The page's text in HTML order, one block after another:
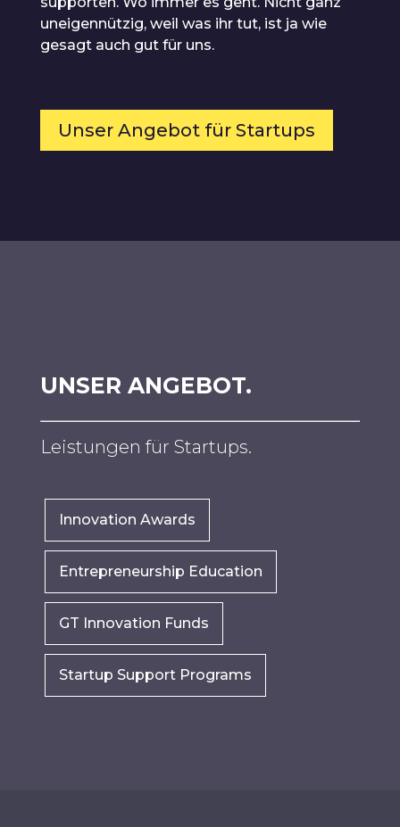
uneigennützig, weil was ihr tut, ist ja wie
gesagt auch gut für uns.
Unser Angebot für Startups
UNSER ANGEBOT.
Leistungen für Startups.
Innovation Awards
Entrepreneurship Education
GT Innovation Funds
Startup Support Programs